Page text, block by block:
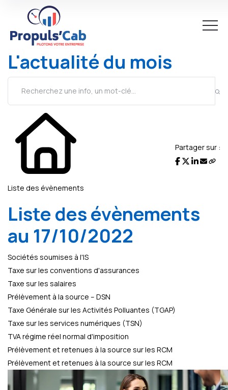
L'actualité du mois
Liste des évènements
Partager sur :
Liste des évènements
au 17/10/2022
Sociétés soumises à l'IS
Taxe sur les conventions d'assurances
Taxe sur les salaires
Prélèvement à la source – DSN
Taxe Générale sur les Activités Polluantes (TGAP)
Taxe sur les services numériques (TSN)
TVA régime réel normal d'imposition
Prélèvement et retenues à la source sur les RCM
Prélèvement et retenues à la source sur les RCM